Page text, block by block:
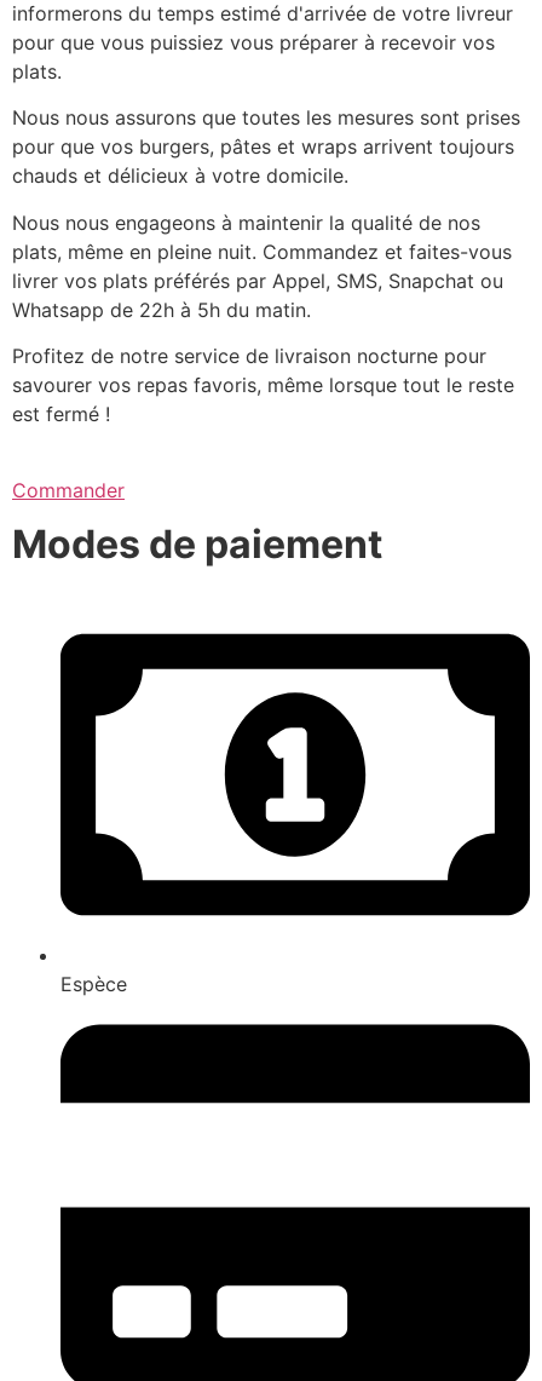
informerons du temps estimé d'arrivée de votre livreur
pour que vous puissiez vous préparer à recevoir vos
plats.
Nous nous assurons que toutes les mesures sont prises
pour que vos burgers, pâtes et wraps arrivent toujours
chauds et délicieux à votre domicile.
Nous nous engageons à maintenir la qualité de nos
plats, même en pleine nuit. Commandez et faites-vous
livrer vos plats préférés par Appel, SMS, Snapchat ou
Whatsapp de 22h à 5h du matin.
Profitez de notre service de livraison nocturne pour
savourer vos repas favoris, même lorsque tout le reste
est fermé !
Commander
Modes de paiement
Espèce